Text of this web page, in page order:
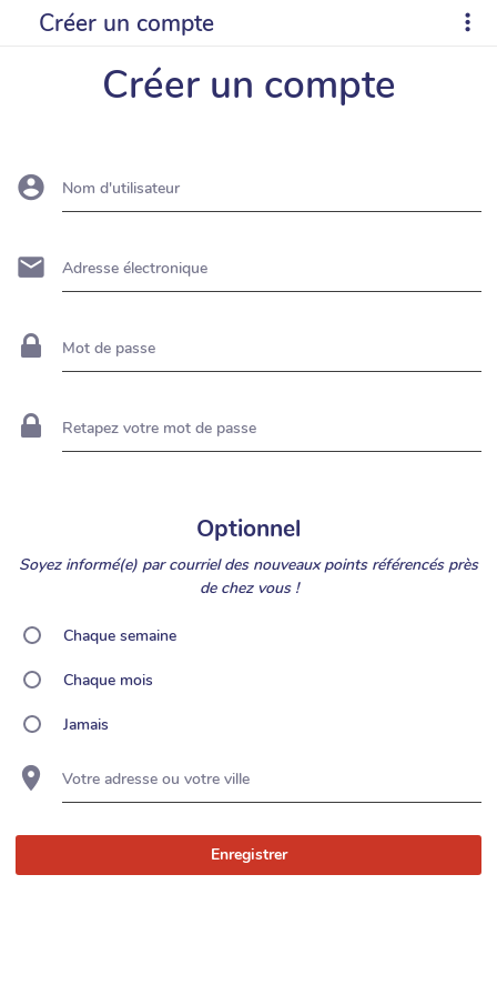
Créer un compte
Créer un compte
Nom d'utilisateur
Adresse électronique
Mot de passe
Retapez votre mot de passe
Optionnel
Soyez informé(e) par courriel des nouveaux points référencés près
de chez vous !
Chaque semaine
Chaque mois
Jamais
Votre adresse ou votre ville